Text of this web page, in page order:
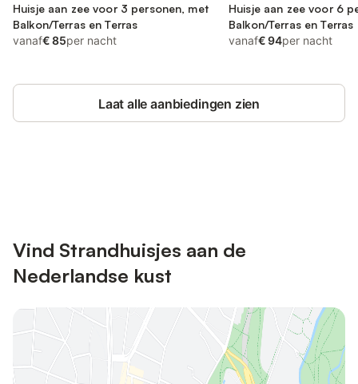
van de Noordzee
Huisje aan zee voor 3 personen, met
Balkon/Terras en Terras
vanaf€ 85per nacht
van de Noordzee
Huisje aan zee voor 6
Balkon/Terras en Terras
vanaf€ 94per nacht
Laat alle aanbiedingen zien
Vind Strandhuisjes aan de
Nederlandse kust